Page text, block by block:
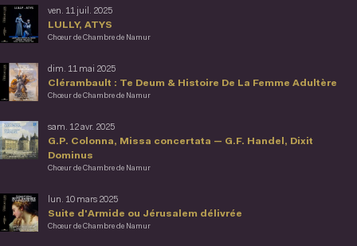
LULLY, ATYS
ven. 11 juil. 2025
Chœur de Chambre de Namur
Clérambault : Te Deum & Histoire De La Femme Adultère
dim. 11 mai 2025
Chœur de Chambre de Namur
G.P. Colonna, Missa concertata — G.F. Handel, Dixit
Dominus
sam. 12 avr. 2025
Chœur de Chambre de Namur
Suite d'Armide ou Jérusalem délivrée
lun. 10 mars 2025
Chœur de Chambre de Namur